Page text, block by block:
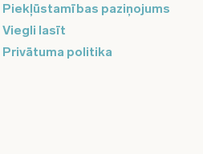
Piekļūstamības paziņojums
Viegli lasīt
Privātuma politika